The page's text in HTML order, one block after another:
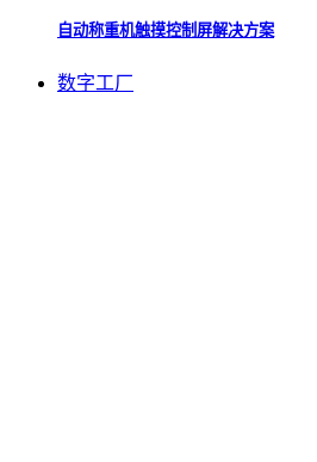
自动称重机触摸控制屏解决方案
数字工厂